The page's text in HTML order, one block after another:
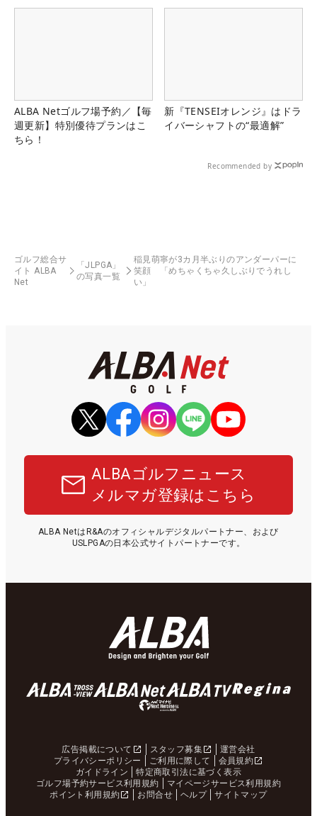
ALBA Netゴルフ場予約／【毎
週更新】特別優待プランはこ
ちら！
新『TENSEIオレンジ』はドラ
イバーシャフトの“最適解”
Recommended by
ゴルフ総合サ
イト ALBA
Net
「JLPGA」
の写真一覧
稲見萌寧が3カ月半ぶりのアンダーパーに
笑顔 「めちゃくちゃ久しぶりでうれし
い」
ALBAゴルフニュース
メルマガ登録はこちら
ALBA NetはR&Aのオフィシャルデジタルパートナー、および
USLPGAの日本公式サイトパートナーです。
広告掲載について スタッフ募集
運営会社
プライバシーポリシー
ご利用に際して
会員規約
ガイドライン
特定商取引法に基づく表示
ゴルフ場予約サービス利用規約
マイページサービス利用規約
ポイント利用規約
お問合せ ヘルプ サイトマップ